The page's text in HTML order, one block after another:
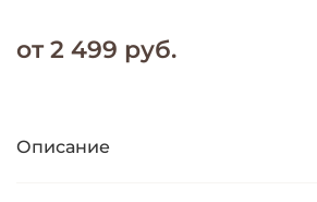
от 2 499 руб.
Описание